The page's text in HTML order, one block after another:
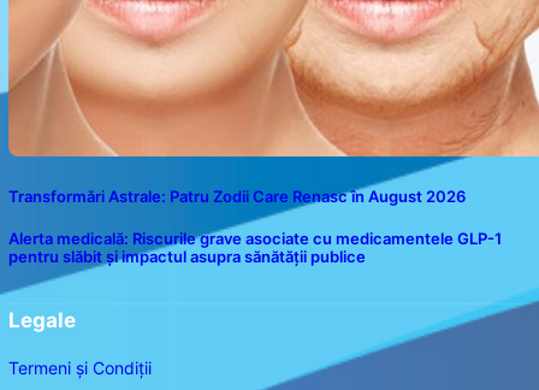
Transformări Astrale: Patru Zodii Care Renasc în August 2026
Alerta medicală: Riscurile grave asociate cu medicamentele GLP-1
pentru slăbit și impactul asupra sănătății publice
Legale
Termeni și Condiții